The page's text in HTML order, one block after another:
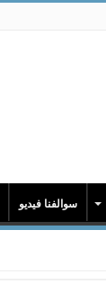
سوالفنا فيديو